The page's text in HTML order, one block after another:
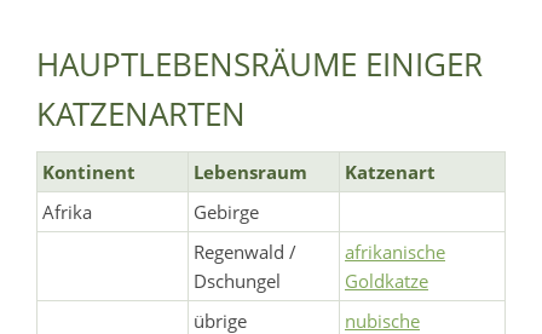
HAUPTLEBENSRÄUME EINIGER
KATZENARTEN
Kontinent Lebensraum
Katzenart
Afrika
Gebirge
Regenwald /
Dschungel
afrikanische
Goldkatze
übrige
nubische